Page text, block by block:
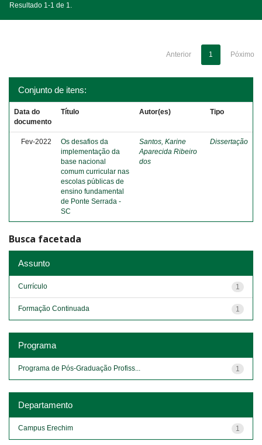
Resultado 1-1 de 1.
Anterior 1 Póximo
Conjunto de itens:
Data do
documento
Título Autor(es) Tipo
Fev-2022
Os desafios da
implementação da
base nacional
comum curricular nas
escolas públicas de
ensino fundamental
de Ponte Serrada -
SC
Santos, Karine
Aparecida Ribeiro
dos
Dissertação
Busca facetada
Assunto
1
Currículo
1
Formação Continuada
Programa
1
Programa de Pós-Graduação Profiss...
Departamento
1
Campus Erechim